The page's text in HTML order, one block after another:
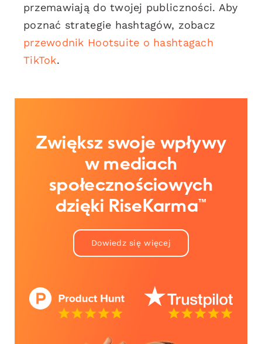
przemawiają do twojej publiczności. Aby
poznać strategie hashtagów, zobacz
przewodnik Hootsuite o hashtagach
TikTok.
Zwiększ swoje wpływy
w mediach
społecznościowych
dzięki RiseKarma™
Dowiedz się więcej